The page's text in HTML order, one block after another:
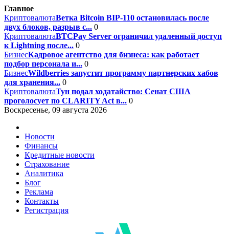
Главное
КриптовалютаВетка Bitcoin BIP-110 остановилась после
двух блоков, разрыв с... 0
КриптовалютаBTCPay Server ограничил удаленный доступ
к Lightning после... 0
БизнесКадровое агентство для бизнеса: как работает
подбор персонала и... 0
БизнесWildberries запустит программу партнерских хабов
для хранения... 0
КриптовалютаТун подал ходатайство: Сенат США
проголосует по CLARITY Act в... 0
Воскресенье, 09 августа 2026
Новости
Финансы
Кредитные новости
Страхование
Аналитика
Блог
Реклама
Контакты
Регистрация